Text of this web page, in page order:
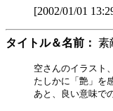
[2002/01/01
タイトル＆名前：
空さんのイラスト
たしかに「艶」を
あと、良い意味で